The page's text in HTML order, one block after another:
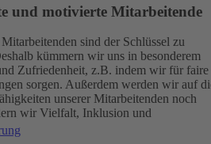
und motivierte Mitarbeitende
sind der Schlüssel zu
kümmern wir uns in besonderem
Zufriedenheit, z.B. indem wir für faire
sorgen. Außerdem werden wir auf
unserer Mitarbeitenden noch
wir Vielfalt, Inklusion und